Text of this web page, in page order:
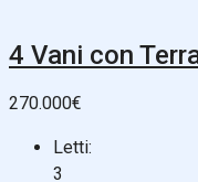
4 Vani con
270.000€
Letti:
3